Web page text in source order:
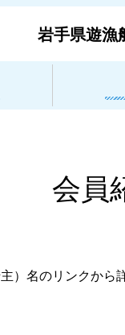
岩手県遊漁
会員
）名のリンクから